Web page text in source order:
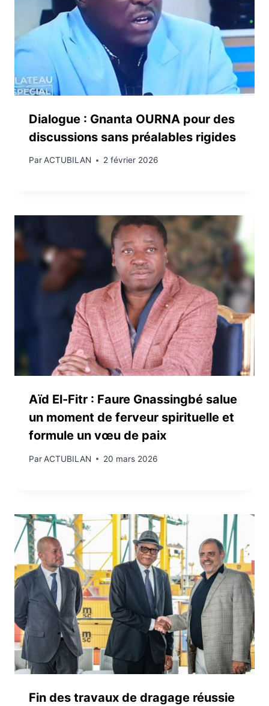
Dialogue : Gnanta OURNA pour des
discussions sans préalables rigides
ParACTUBILAN 2 février 2026
Aïd El-Fitr : Faure Gnassingbé salue
un moment de ferveur spirituelle et
formule un vœu de paix
ParACTUBILAN 20 mars 2026
Fin des travaux de dragage réussie